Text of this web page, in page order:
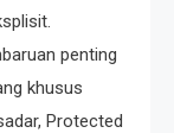
penting
khusus
Protected